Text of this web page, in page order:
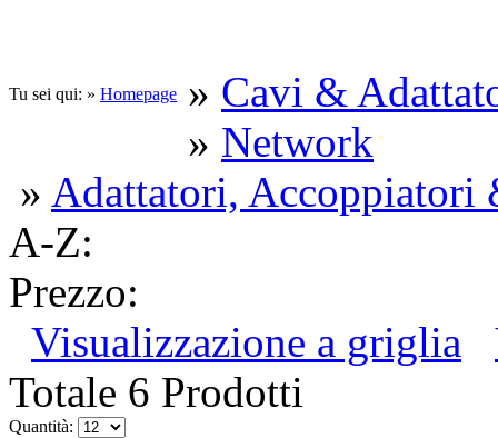
Tu sei qui: » Homepage » Cavi &
» Network
» Adattatori, Accoppiatori
A-Z:
Prezzo:
Visualizzazione a griglia
Totale 6 Prodotti
Quantità: